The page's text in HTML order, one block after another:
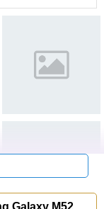
Quý khách chắc
Galaxy
mức giá rẻ nhất,
Galaxy M52